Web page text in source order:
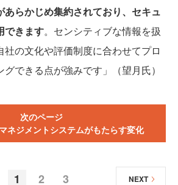
あらかじめ集約されており、セキュ
できます。センシティブな情報を扱
社の文化や評価制度に合わせてプロ
できる点が強みです」（望月氏）
次のページ
ネジメントシステムがもたらす変化
1 2 3 NEXT